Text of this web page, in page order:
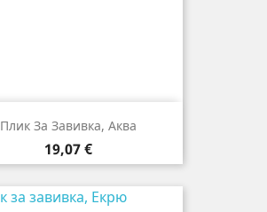
Плик За Завивкa, Аква
Цена
19,07 €